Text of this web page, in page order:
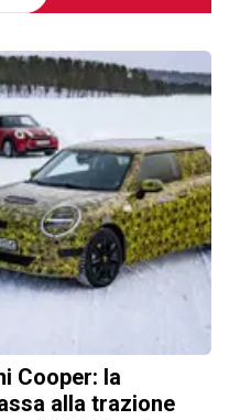
Cooper: la
alla trazione